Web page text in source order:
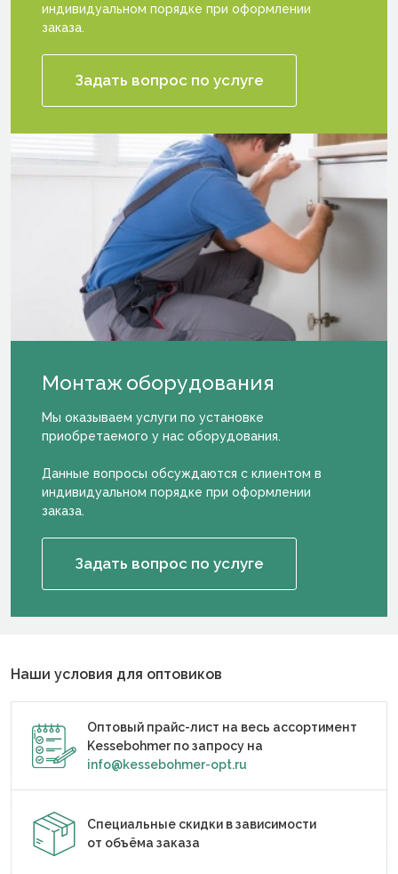
индивидуальном порядке при оформлении
заказа.
Задать вопрос по услуге
Монтаж оборудова­ния
Мы оказываем услуги по установке
приобретаемого у нас оборудования.
Данные вопросы обсуждаются с клиентом в
индивидуальном порядке при оформлении
заказа.
Задать вопрос по услуге
Наши условия для оптовиков
Оптовый прайс-лист на весь ассортимент
Kessebohmer по запросу на
info@kessebohmer-opt.ru
Специальные скидки в зависимости
от объёма заказа